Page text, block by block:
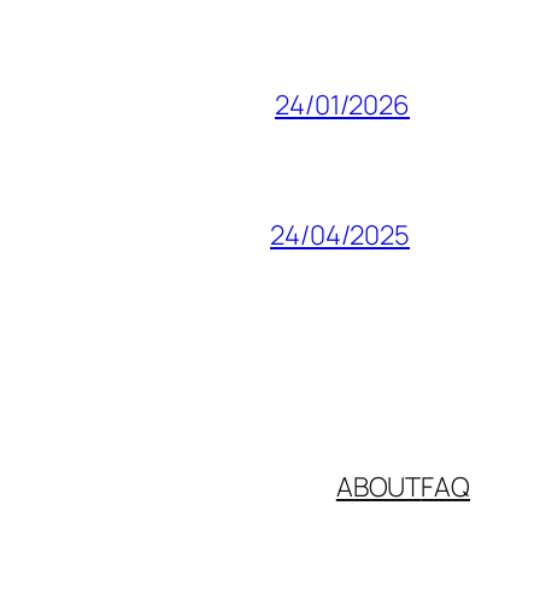
24/01/2026
24/04/2025
ABOUTFAQ